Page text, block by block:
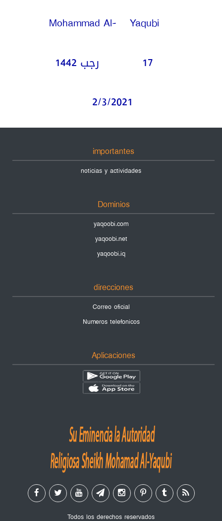
Mohammad Al-
Yaqubi
17 رجب 1442
2/3/2021
importantes
noticias y actividades
Dominios
yaqoobi.com
yaqoobi.net
yaqoobi.iq
direcciones
Correo oficial
Numeros telefonicos
Aplicaciones
Todos los derechos reservados